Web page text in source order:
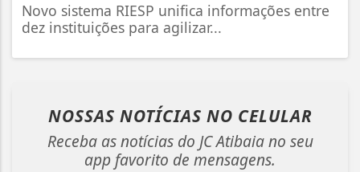
Novo sistema RIESP unifica informações entre
dez instituições para agilizar...
NOSSAS NOTÍCIAS NO CELULAR
Receba as notícias do JC Atibaia no seu
app favorito de mensagens.